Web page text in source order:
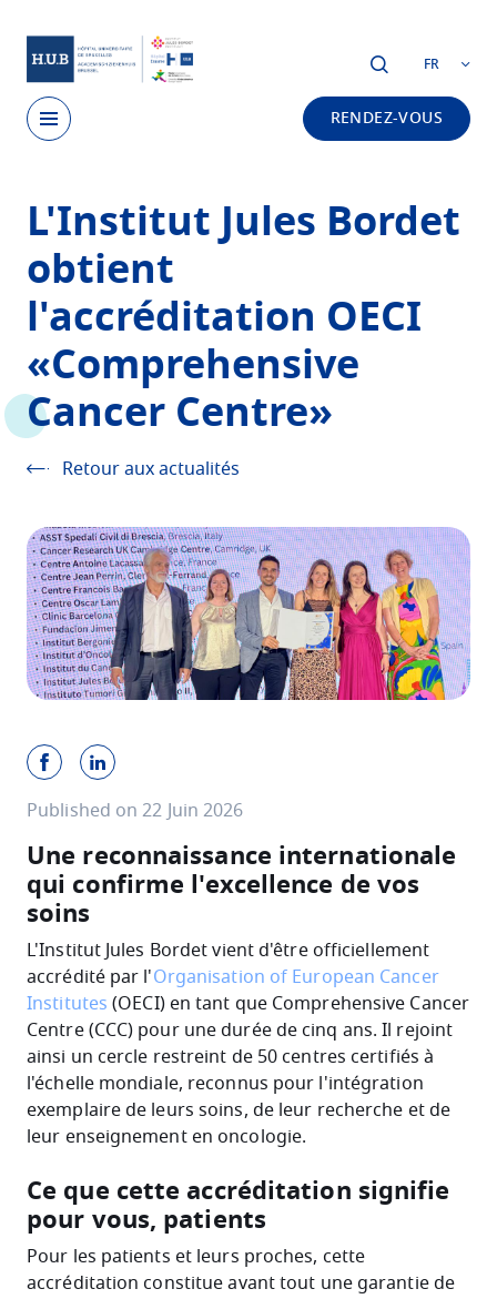
FR
RENDEZ-VOUS
main
content
L'Institut Jules Bordet
obtient
l'accréditation OECI
«Comprehensive
Cancer Centre»
Retour aux actualités
Published on 22 Juin 2026
Une reconnaissance internationale
qui confirme l'excellence de vos
soins
L'Institut Jules Bordet vient d'être officiellement
accrédité par l'Organisation of European Cancer
Institutes (OECI) en tant que Comprehensive Cancer
Centre (CCC) pour une durée de cinq ans. Il rejoint
ainsi un cercle restreint de 50 centres certifiés à
l'échelle mondiale, reconnus pour l'intégration
exemplaire de leurs soins, de leur recherche et de
leur enseignement en oncologie.
Ce que cette accréditation signifie
pour vous, patients
Pour les patients et leurs proches, cette
accréditation constitue avant tout une garantie de